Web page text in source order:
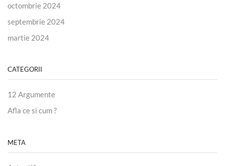
octombrie 2024
septembrie 2024
martie 2024
CATEGORII
12 Argumente
Afla ce si cum ?
META